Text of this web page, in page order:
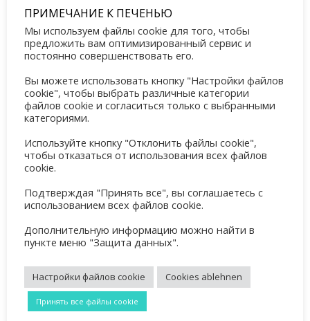
Свежие записи
Май 31, 2026
Familientreff 2026
Май 8, 2026
OGS Training Mai 2026
Май 8, 2026
Mixedturnier 2026
Март 23, 2026
Mitgliederversammlung 2026
Unterstützung der Jugendabteilung
Август 2, 2025
ПРИМЕЧАНИЕ К ПЕЧЕНЬЮ
Мы используем файлы cookie для того, чтобы
предложить вам оптимизированный сервис и
постоянно совершенствовать его.
Вы можете использовать кнопку "Настройки файлов
cookie", чтобы выбрать различные категории
файлов cookie и согласиться только с выбранными
категориями.
Используйте кнопку "Отклонить файлы cookie",
чтобы отказаться от использования всех файлов
cookie.
Подтверждая "Принять все", вы соглашаетесь с
использованием всех файлов cookie.
Дополнительную информацию можно найти в
пункте меню "Защита данных".
Настройки файлов cookie Cookies ablehnen
Принять все файлы cookie